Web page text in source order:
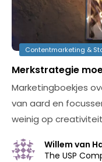
Contentmarketing &
Merkstrategie
Marketingboekjes
van aard en
weinig op
Willem van
The USP